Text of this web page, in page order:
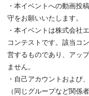
・本イベントへの動画投
守をお願いいたします。
・本イベントは株式会社
コンテストです。該当コ
営するものであり、アッ
ません。
・自己アカウントおよび
（同じグループなど関係